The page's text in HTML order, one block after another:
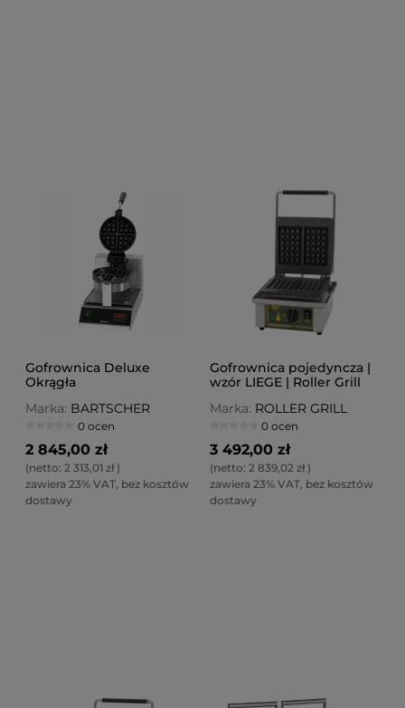
Gofrownica Deluxe
Okrągła
Marka: BARTSCHER
0 ocen
2 845,00 zł
(netto: 2 313,01 zł)
zawiera 23% VAT, bez kosztów
dostawy
Gofrownica pojedyncza |
wzór LIEGE | Roller Grill
Marka: ROLLER GRILL
0 ocen
3 492,00 zł
(netto: 2 839,02 zł)
zawiera 23% VAT, bez kosztów
dostawy